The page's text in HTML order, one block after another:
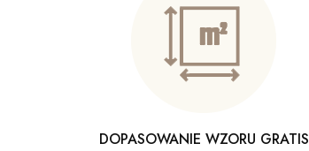
DOPASOWANIE WZORU GRATIS